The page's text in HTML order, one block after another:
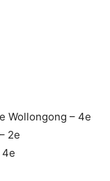
Wollongong – 4e
2e
4e